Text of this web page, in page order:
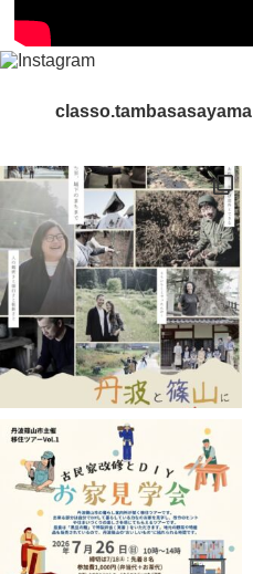
classo.tambasasayama